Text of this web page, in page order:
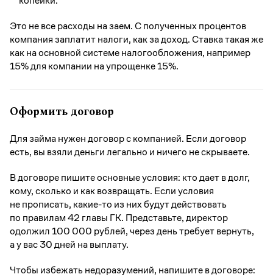
Это не все расходы на заем. С полученных процентов
компания заплатит налоги, как за доход. Ставка такая же
как на основной системе налогообложения, например
15% для компании на упрощенке 15%.
Оформить договор
Для займа нужен договор с компанией. Если договор
есть, вы взяли деньги легально и ничего не скрываете.
В договоре пишите основные условия: кто дает в долг,
кому, сколько и как возвращать. Если условия
не прописать, какие-то из них будут действовать
по правилам 42 главы ГК. Представьте, директор
одолжил 100 000 рублей, через день требует вернуть,
а у вас 30 дней на выплату.
Чтобы избежать недоразумений, напишите в договоре: